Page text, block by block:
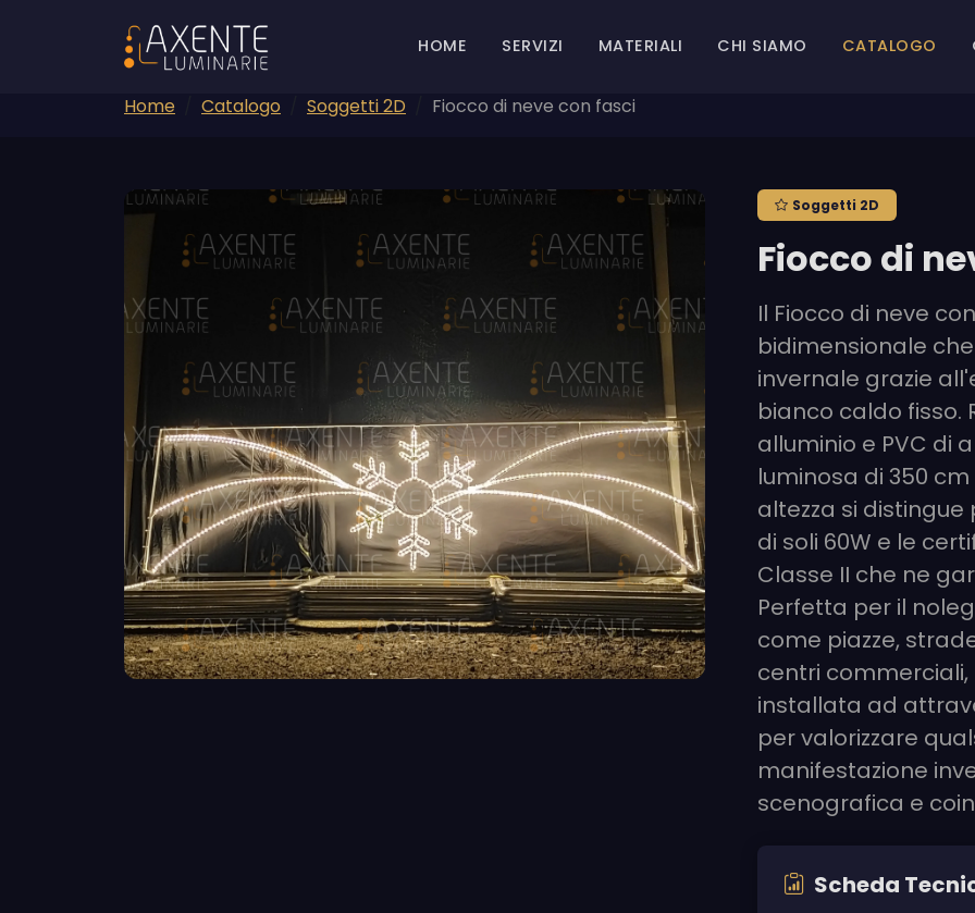
HOME SERVIZI MATERIALI CHI SIAMO CATALOGO
Home Catalogo Soggetti 2D Fiocco di neve con fasci
Soggetti 2D
Fiocco di
Il Fiocco di neve
bidimensionale
invernale grazie
bianco caldo fisso.
alluminio e PVC di
luminosa di 350
altezza si
di soli 60W e le
Classe II che ne
Perfetta per il
come piazze,
centri commerciali,
installata ad
per valorizzare
manifestazione
scenografica e
Scheda